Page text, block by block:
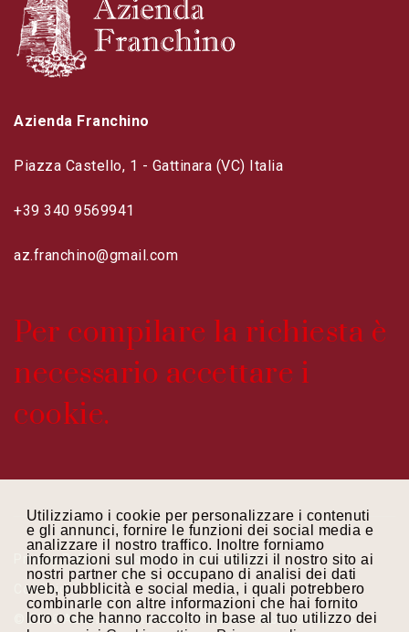
Utilizziamo i cookie per personalizzare i contenuti
e gli annunci, fornire le funzioni dei social media e
analizzare il nostro traffico. Inoltre forniamo
informazioni sul modo in cui utilizzi il nostro sito ai
nostri partner che si occupano di analisi dei dati
web, pubblicità e social media, i quali potrebbero
combinarle con altre informazioni che hai fornito
loro o che hanno raccolto in base al tuo utilizzo dei
Azienda Franchino
Piazza Castello, 1 - Gattinara (VC) Italia
+39 340 9569941
az.franchino@gmail.com
Per compilare la richiesta è
necessario accettare i
cookie.
Privacy Policy Cookie Policy Site Map
Condividi
© 2026 Azienda Franchino Di Raviciotti Alberto P.Iva / C.F.